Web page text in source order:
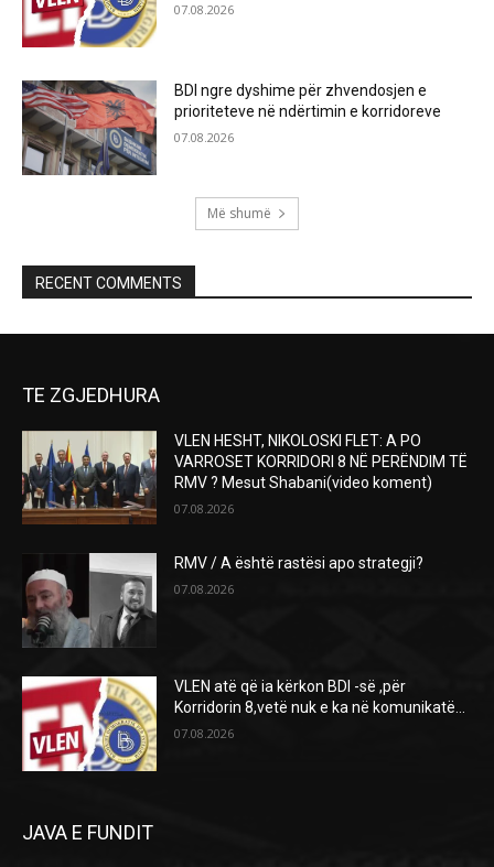
07.08.2026
BDI ngre dyshime për zhvendosjen e
prioriteteve në ndërtimin e korridoreve
07.08.2026
Më shumë
RECENT COMMENTS
TE ZGJEDHURA
VLEN HESHT, NIKOLOSKI FLET: A PO
VARROSET KORRIDORI 8 NË PERËNDIM TË
RMV ? Mesut Shabani(video koment)
07.08.2026
RMV / A është rastësi apo strategji?
07.08.2026
VLEN atë që ia kërkon BDI -së ,për
Korridorin 8,vetë nuk e ka në komunikatë…
07.08.2026
JAVA E FUNDIT